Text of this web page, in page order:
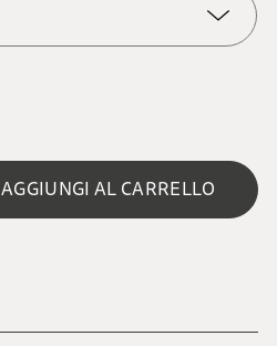
AGGIUNGI AL CARRELLO